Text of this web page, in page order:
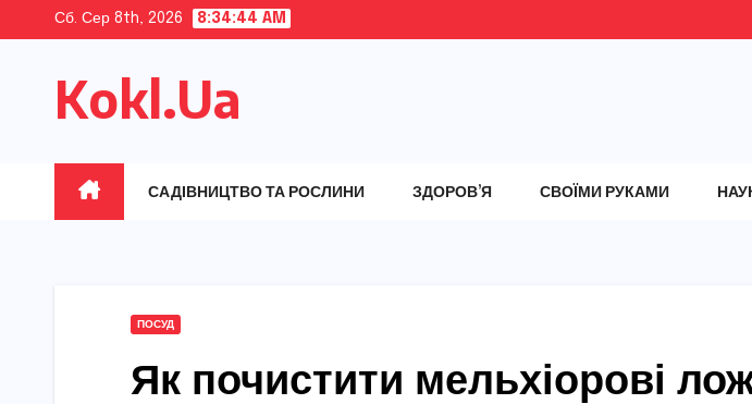
content
Сб. Сер 8th, 2026 8:34:46 AM
Kokl.Ua
САДІВНИЦТВО ТА РОСЛИНИ ЗДОРОВ’Я СВОЇМИ РУКАМИ
ПОСУД
Як почистити мельхіорові